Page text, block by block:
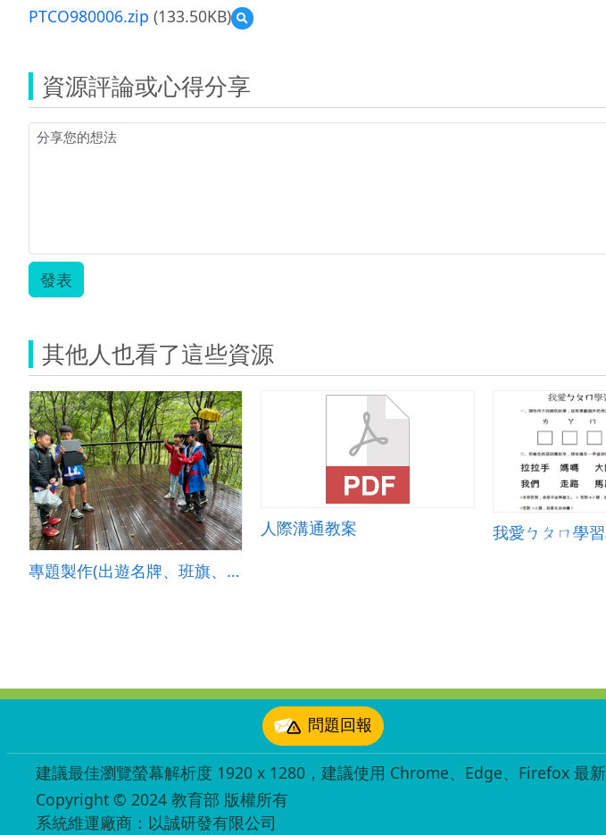
PTCO980006.zip (133.50KB)
預
覽
資源評論或心得分享
發表
其他人也看了這些資源
專題製作(出遊名牌、班旗、影片製作)
人際溝通教案 我愛ㄅㄆㄇ學
問題回報
建議最佳瀏覽螢幕解析度 1920 x 1280，建議使用 Chrome、Edge、Firefox 最
Copyright © 2024 教育部 版權所有
系統維運廠商：以誠研發有限公司